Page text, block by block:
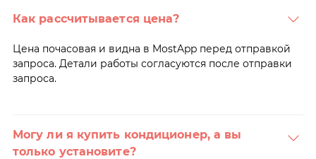
Как рассчитывается цена?
Цена почасовая и видна в MostApp перед отправкой
запроса. Детали работы согласуются после отправки
запроса.
Могу ли я купить кондиционер, а вы
только установите?